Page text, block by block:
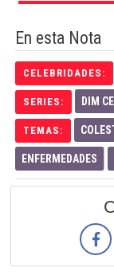
En esta Nota
CELEBRIDADES:
SERIES: DIM
TEMAS:
ENFERMEDADES